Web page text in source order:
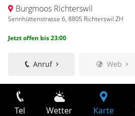
Burgmoos Richterswil
Sennhüttenstrasse 6, 8805 Richterswil ZH
Jetzt offen bis 23:00
Anruf Web
Tel Wetter Karte